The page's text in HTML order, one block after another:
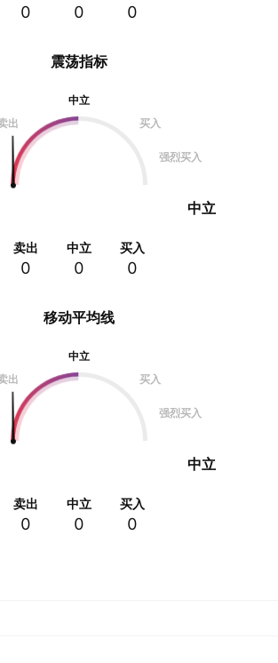
震荡指标
中立
出
买入
强烈买入
中立
卖出
0
中立
0
买入
0
0 0 0
移动平均线
中立
出
买入
强烈买入
中立
卖出
0
中立
0
买入
0